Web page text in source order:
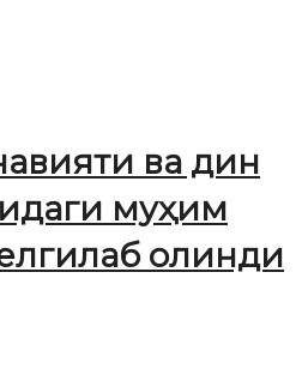
ва дин
муҳим
олинди